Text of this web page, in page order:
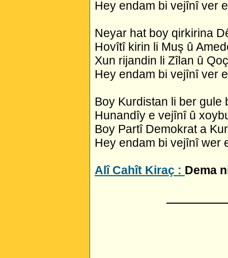
Hey endam bi vejînî ver
Neyar hat boy qirkirina
Hovîtî kirin li Muş û
Xun rijandin li Zîlan û
Hey endam bi vejînî ver
Boy Kurdistan li ber gule
Hunandîy e vejînî û
Boy Partî Demokrat a
Hey endam bi vejînî wer
Alî Cahît Kiraç : Dema